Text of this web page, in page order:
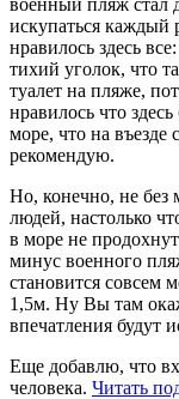
искупаться каждый
нравилось здесь
тихий уголок, что
туалет на пляже,
нравилось что
море, что на
рекомендую.
Но, конечно, не
людей, настолько
в море не
минус военного
становится совсем
1,5м. Ну Вы там
впечатления будут
Еще добавлю, что
человека. Читать